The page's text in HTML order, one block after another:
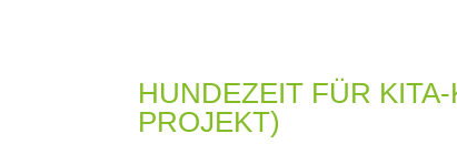
HUNDEZEIT FÜR
PROJEKT)